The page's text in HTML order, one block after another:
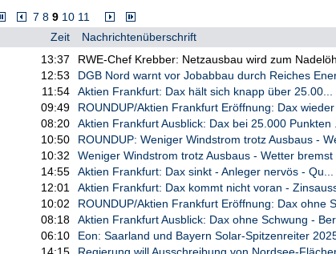
7 8 9 10 11
Zeit
Nachrichtenüberschrift
13:37
RWE-Chef Krebber: Netzausbau wird zum
12:53
DGB Nord warnt vor Jobabbau durch Reiches
11:54
Aktien Frankfurt: Dax hält sich knapp über 25.00...
09:49
ROUNDUP/Aktien Frankfurt Eröffnung: Dax wieder
08:20
Aktien Frankfurt Ausblick: Dax bei 25.000 Punkten
10:50
ROUNDUP: Weniger Windstrom trotz Ausbaus -
10:32
Weniger Windstrom trotz Ausbaus - Wetter bremst
14:55
Aktien Frankfurt: Dax sinkt - Anleger nervös - Qu...
12:01
Aktien Frankfurt: Dax kommt nicht voran -
10:02
ROUNDUP/Aktien Frankfurt Eröffnung: Dax ohne
08:18
Aktien Frankfurt Ausblick: Dax ohne Schwung -
06:10
Eon: Saarland und Bayern Solar-Spitzenreiter
14:15
Regierung will Ausschreibung von Nordsee-